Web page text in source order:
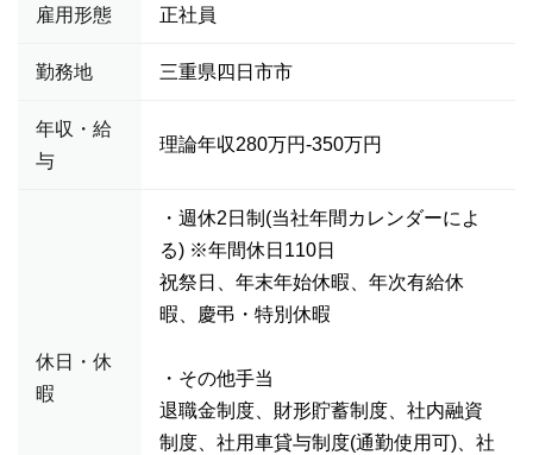
雇用形態 正社員
勤務地 三重県四日市市
年収・給
与
理論年収280万円-350万円
休日・休
暇
・週休2日制(当社年間カレンダーによ
る) ※年間休日110日
祝祭日、年末年始休暇、年次有給休
暇、慶弔・特別休暇
・その他手当
退職金制度、財形貯蓄制度、社内融資
制度、社用車貸与制度(通勤使用可)、社